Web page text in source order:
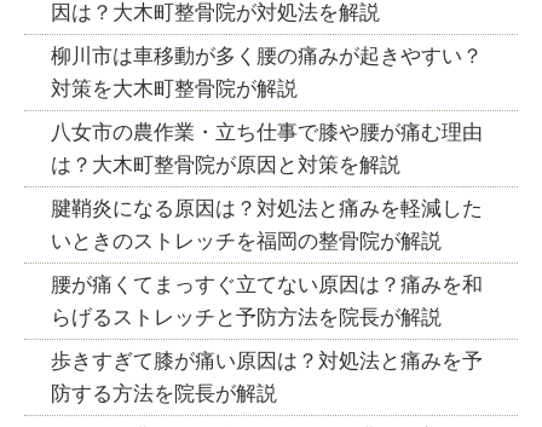
因は？大木町整骨院が対処法を解説
柳川市は車移動が多く腰の痛みが起きやすい？
対策を大木町整骨院が解説
八女市の農作業・立ち仕事で膝や腰が痛む理由
は？大木町整骨院が原因と対策を解説
腱鞘炎になる原因は？対処法と痛みを軽減した
いときのストレッチを福岡の整骨院が解説
腰が痛くてまっすぐ立てない原因は？痛みを和
らげるストレッチと予防方法を院長が解説
歩きすぎて膝が痛い原因は？対処法と痛みを予
防する方法を院長が解説